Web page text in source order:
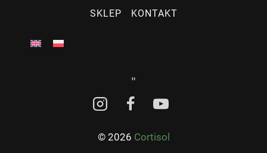
SKLEP
KONTAKT
© 2026 Cortisol
"